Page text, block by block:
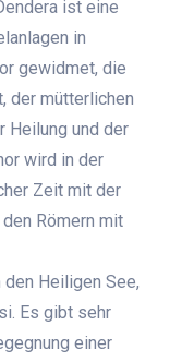
ist eine
in
gewidmet, die
der mütterlichen
Heilung und der
wird in der
Zeit mit der
Römern mit
Heiligen See,
Es gibt sehr
einer